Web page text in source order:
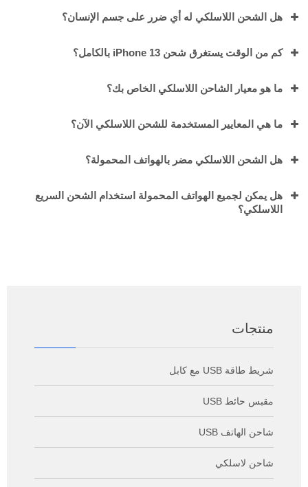
هل الشحن اللاسلكي له أي ضرر على جسم الإنسان؟
كم من الوقت يستغرق شحن iPhone 13 بالكامل؟
ما هو معيار الشاحن اللاسلكي الخاص بك؟
ما هي المعايير المستخدمة للشحن اللاسلكي الآن؟
هل الشحن اللاسلكي مضر بالهواتف المحمولة؟
هل يمكن لجميع الهواتف المحمولة استخدام الشحن السريع
اللاسلكي؟
منتجات
شريط طاقة USB مع كابل
مقبس حائط USB
شاحن الهاتف USB
شاحن لاسلكي